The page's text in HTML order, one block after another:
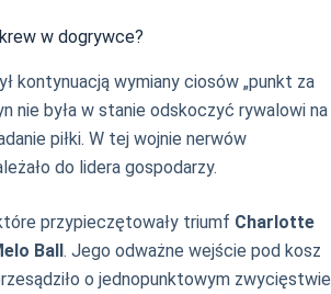
w dogrywce?
kontynuacją wymiany ciosów „punkt za
nie była w stanie odskoczyć rywalowi na
piłki. W tej wojnie nerwów
do lidera gospodarzy.
przypieczętowały triumf Charlotte
Ball . Jego odważne wejście pod kosz
o jednopunktowym zwycięstwie